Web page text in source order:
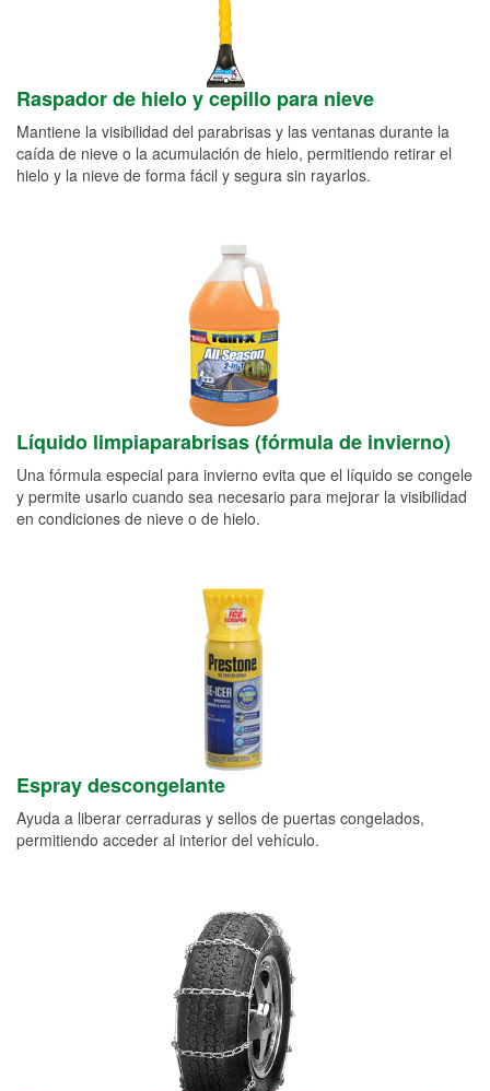
Raspador de hielo y cepillo para nieve
Mantiene la visibilidad del parabrisas y las ventanas durante la
caída de nieve o la acumulación de hielo, permitiendo retirar el
hielo y la nieve de forma fácil y segura sin rayarlos.
Líquido limpiaparabrisas (fórmula de invierno)
Una fórmula especial para invierno evita que el líquido se congele
y permite usarlo cuando sea necesario para mejorar la visibilidad
en condiciones de nieve o de hielo.
Espray descongelante
Ayuda a liberar cerraduras y sellos de puertas congelados,
permitiendo acceder al interior del vehículo.